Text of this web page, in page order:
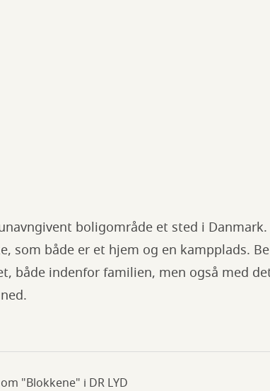
boligområde et sted i
som både er et hjem og en kampplads.
både indenfor familien, men også med
"Blokkene" i DR LYD